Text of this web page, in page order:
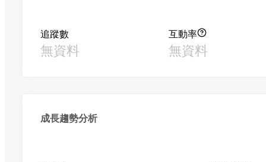
追蹤數
無資料
互動率
無資料
成長趨勢分析